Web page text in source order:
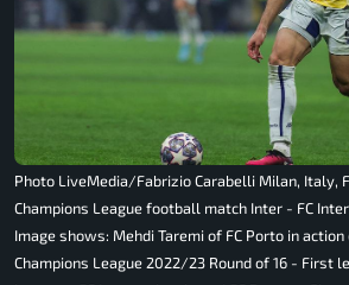
Photo LiveMedia/Fabrizio Carabelli Milan, Italy,
Champions League football match Inter - FC
Image shows: Mehdi Taremi of FC Porto in action
Champions League 2022/23 Round of 16 - First